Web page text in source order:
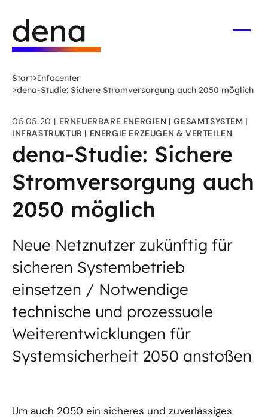
Hauptinhalt
springen
Deutsche
Energie-
Agentur
-
Startseite
Start Infocenter
dena-Studie: Sichere Stromversorgung auch 2050 möglich
05.05.20 ERNEUERBARE ENERGIEN
GESAMTSYSTEM
INFRASTRUKTUR
ENERGIE ERZEUGEN & VERTEILEN
dena-Studie: Sichere
Stromversorgung auch
2050 möglich
Neue Netznutzer zukünftig für
sicheren Systembetrieb
einsetzen / Notwendige
technische und prozessuale
Weiterentwicklungen für
Systemsicherheit 2050 anstoßen
Um auch 2050 ein sicheres und zuverlässiges